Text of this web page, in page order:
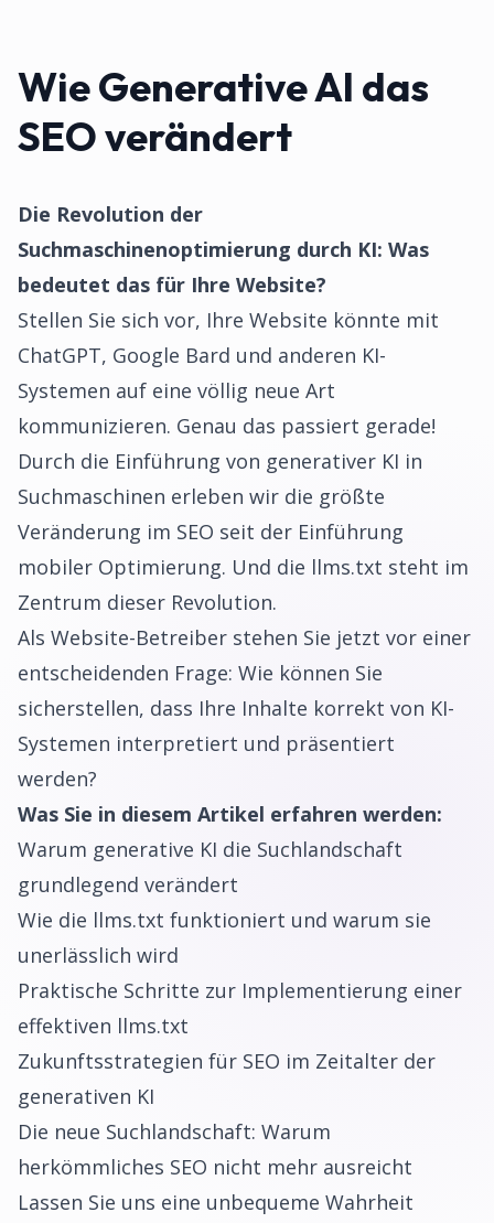
Wie Generative AI das
SEO verändert
Die Revolution der
Suchmaschinenoptimierung durch KI: Was
bedeutet das für Ihre Website?
Stellen Sie sich vor, Ihre Website könnte mit
ChatGPT, Google Bard und anderen KI-
Systemen auf eine völlig neue Art
kommunizieren. Genau das passiert gerade!
Durch die Einführung von generativer KI in
Suchmaschinen erleben wir die größte
Veränderung im SEO seit der Einführung
mobiler Optimierung. Und die llms.txt steht im
Zentrum dieser Revolution.
Als Website-Betreiber stehen Sie jetzt vor einer
entscheidenden Frage: Wie können Sie
sicherstellen, dass Ihre Inhalte korrekt von KI-
Systemen interpretiert und präsentiert
werden?
Was Sie in diesem Artikel erfahren werden:
Warum generative KI die Suchlandschaft
grundlegend verändert
Wie die llms.txt funktioniert und warum sie
unerlässlich wird
Praktische Schritte zur Implementierung einer
effektiven llms.txt
Zukunftsstrategien für SEO im Zeitalter der
generativen KI
Die neue Suchlandschaft: Warum
herkömmliches SEO nicht mehr ausreicht
Lassen Sie uns eine unbequeme Wahrheit